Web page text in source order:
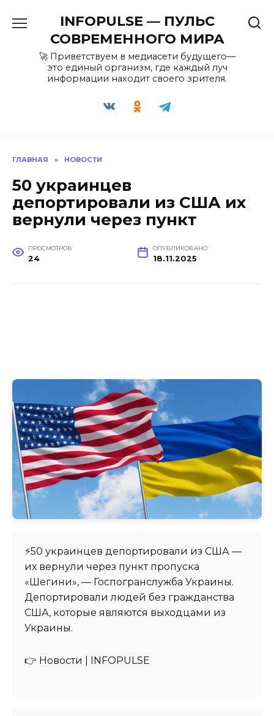
содержанию
INFOPULSE — ПУЛЬС
СОВРЕМЕННОГО МИРА
🚀 Приветствуем в медиасети будущего—
это единый организм, где каждый луч
информации находит своего зрителя.
ГЛАВНАЯ » НОВОСТИ
50 украинцев
депортировали из США их
вернули через пункт
ПРОСМОТРОВ
24
ОПУБЛИКОВАНО
18.11.2025
⚡️50 украинцев депортировали из США —
их вернули через пункт пропуска
«Шегини», — Госпогранслужба Украины.
Депортировали людей без гражданства
США, которые являются выходцами из
Украины.
👉 Новости | INFOPULSE⁩